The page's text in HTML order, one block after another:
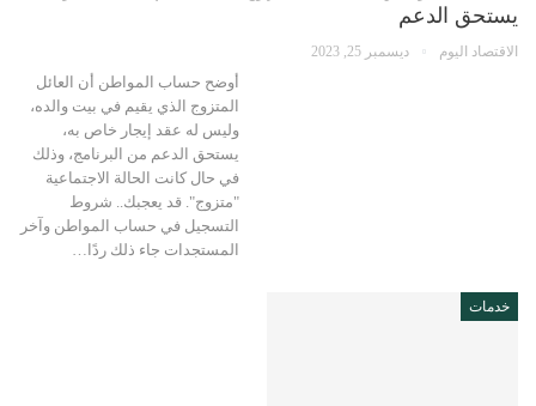
يستحق الدعم
الاقتصاد اليوم ديسمبر 25, 2023
أوضح حساب المواطن أن العائل
المتزوج الذي يقيم في بيت والده،
وليس له عقد إيجار خاص به،
يستحق الدعم من البرنامج، وذلك
في حال كانت الحالة الاجتماعية
"متزوج". قد يعجبك.. شروط
التسجيل في حساب المواطن وآخر
المستجدات جاء ذلك ردًا…
خدمات